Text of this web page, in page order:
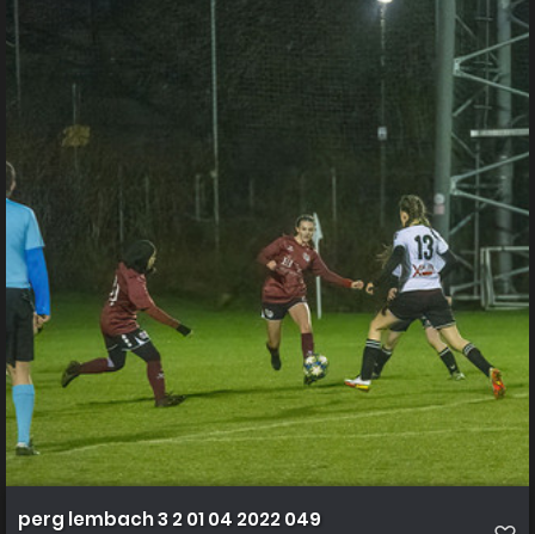
perg lembach 3 2 01 04 2022 049